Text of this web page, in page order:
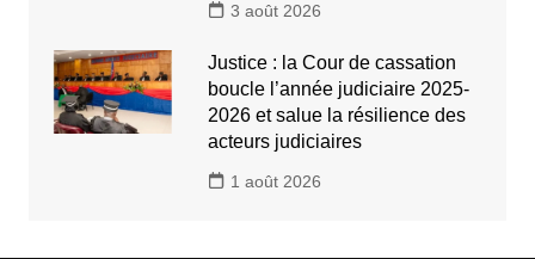
3 août 2026
Justice : la Cour de cassation
boucle l’année judiciaire 2025-
2026 et salue la résilience des
acteurs judiciaires
1 août 2026